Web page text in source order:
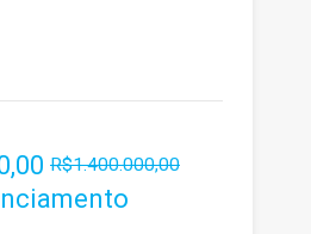
R$1.400.000,00